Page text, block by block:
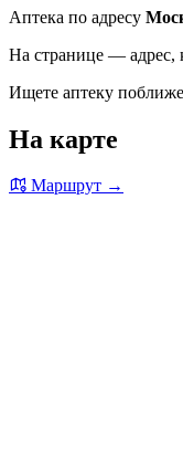
Аптека по адресу
На странице — адрес,
Ищете аптеку
На карте
Маршрут →